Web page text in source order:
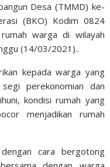
Desa (TMMD) ke-
(BKO) Kodim 0824
warga di wilayah
(14/03/2021)..
kepada warga yang
perekonomian dan
kondisi rumah yang
menjadikan rumah
cara bergotong